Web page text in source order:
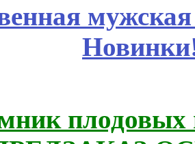
плодовых